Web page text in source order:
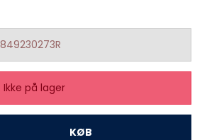
849230273R
Ikke på lager
KØB